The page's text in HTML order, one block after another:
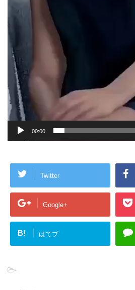
00:00
Twitter
Google+
B! はてブ
-